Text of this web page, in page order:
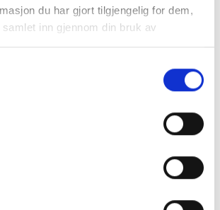
du har gjort tilgjengelig for dem,
inn gjennom din bruk av
fra anerkjente Hyundai